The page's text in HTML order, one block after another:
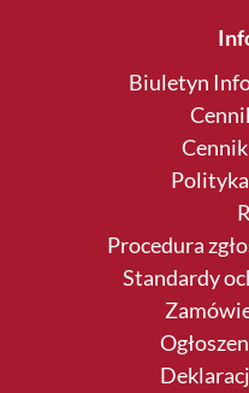
Biuletyn
Procedura
Standardy